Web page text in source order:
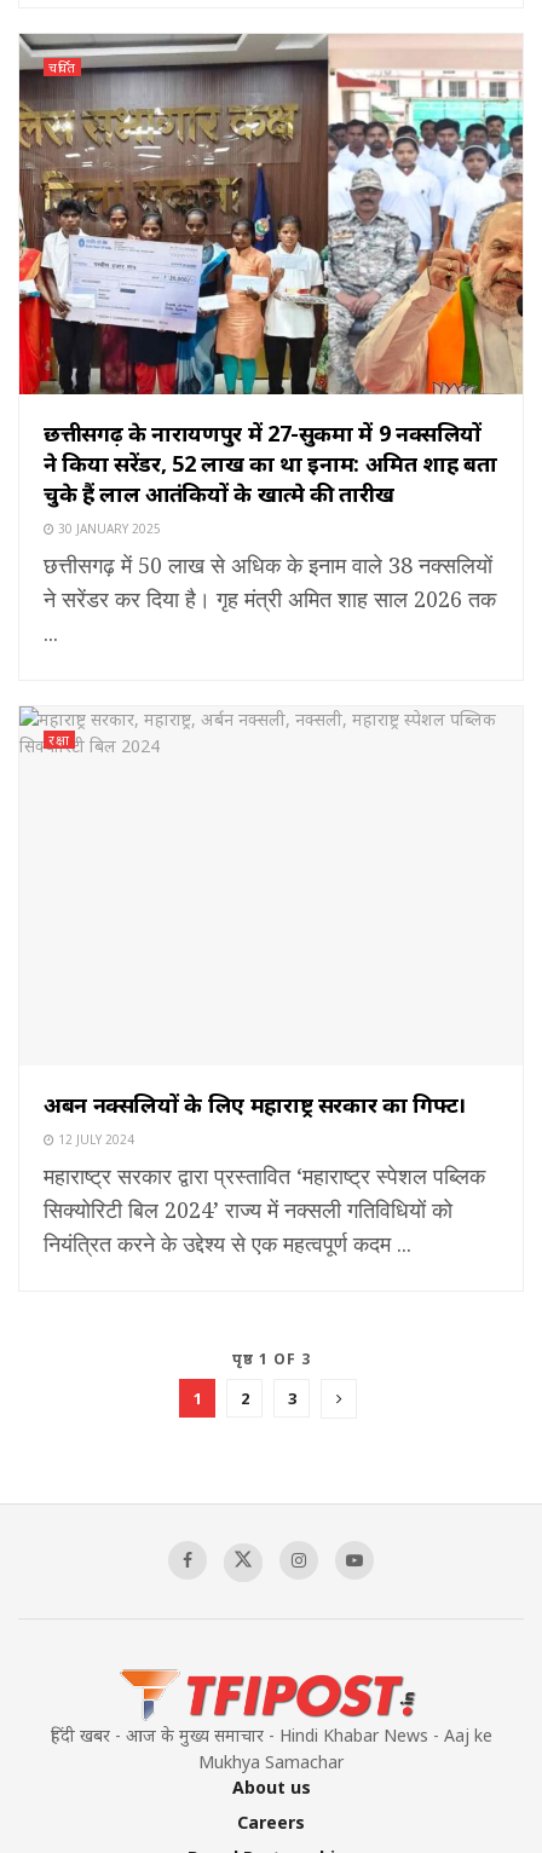
चर्चित
छत्तीसगढ़ के नारायणपुर में 27-सुकमा में 9 नक्सलियों
ने किया सरेंडर, 52 लाख का था इनाम: अमित शाह बता
चुके हैं लाल आतंकियों के खात्मे की तारीख
30 JANUARY 2025
छत्तीसगढ़ में 50 लाख से अधिक के इनाम वाले 38 नक्सलियों
ने सरेंडर कर दिया है। गृह मंत्री अमित शाह साल 2026 तक
...
रक्षा
अर्बन नक्सलियों के लिए महाराष्ट्र सरकार का गिफ्ट।
12 JULY 2024
महाराष्ट्र सरकार द्वारा प्रस्तावित ‘महाराष्ट्र स्पेशल पब्लिक
सिक्योरिटी बिल 2024’ राज्य में नक्सली गतिविधियों को
नियंत्रित करने के उद्देश्य से एक महत्वपूर्ण कदम ...
पृष्ठ 1 OF 3
1 2 3
हिंदी खबर - आज के मुख्य समाचार - Hindi Khabar News - Aaj ke
Mukhya Samachar
About us
Careers